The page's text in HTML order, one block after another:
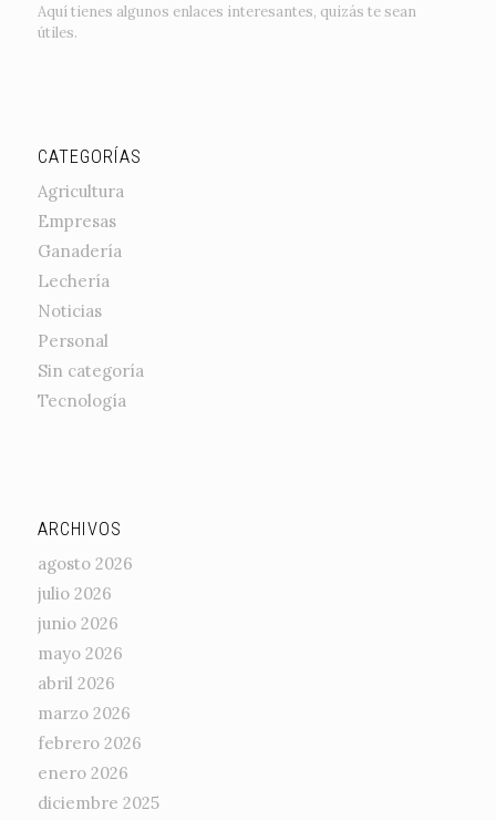
Aquí tienes algunos enlaces interesantes, quizás te sean
útiles.
CATEGORÍAS
Agricultura
Empresas
Ganadería
Lechería
Noticias
Personal
Sin categoría
Tecnología
ARCHIVOS
agosto 2026
julio 2026
junio 2026
mayo 2026
abril 2026
marzo 2026
febrero 2026
enero 2026
diciembre 2025